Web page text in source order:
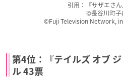
引用：『サザエさん
©長谷川町子
©Fuji Television Network,
第4位：『テイルズ オブ
ル 43票